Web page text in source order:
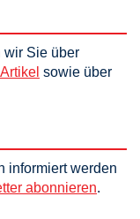
wir Sie über
sowie über
informiert werden
abonnieren.